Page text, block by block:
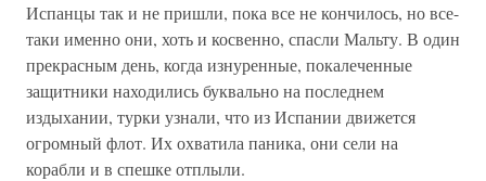
Испанцы так и не пришли, пока все не кончилось, но все-
таки именно они, хоть и косвенно, спасли Мальту. В один
прекрасным день, когда изнуренные, покалеченные
защитники находились буквально на последнем
издыхании, турки узнали, что из Испании движется
огромный флот. Их охватила паника, они сели на
корабли и в спешке отплыли.